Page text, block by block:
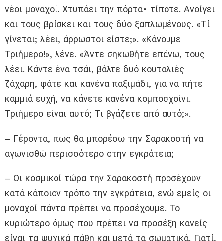
νέοι μοναχοί. Χτυπάει την πόρτα• τίποτε. Ανοίγει
και τους βρίσκει και τους δύο ξαπλωμένους. «Τί
γίνεται; λέει, άρρωστοι είστε;». «Κάνουμε
Τριήμερο!», λένε. «Άντε σηκωθήτε επάνω, τους
λέει. Κάντε ένα τσάι, βάλτε δυό κουταλιές
ζάχαρη, φάτε και κανένα παξιμάδι, για να πήτε
καμμιά ευχή, να κάνετε κανένα κομποσχοίνι.
Τριήμερο είναι αυτό; Τι βγάζετε από αυτό;».
– Γέροντα, πως θα μπορέσω την Σαρακοστή να
αγωνισθώ περισσότερο στην εγκράτεια;
– Οι κοσμικοί τώρα την Σαρακοστή προσέχουν
κατά κάποιον τρόπο την εγκράτεια, ενώ εμείς οι
μοναχοί πάντα πρέπει να προσέχουμε. Το
κυριώτερο όμως που πρέπει να προσέξη κανείς
είναι τα ψυχικά πάθη και μετά τα σωματικά. Γιατί,